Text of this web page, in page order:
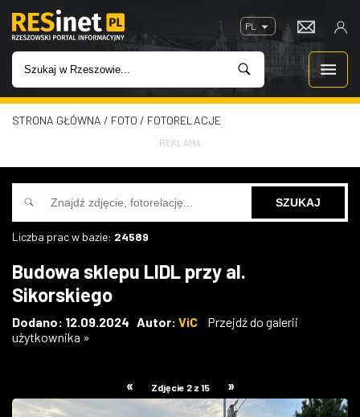
PL
WIADOMOŚCI
INWESTYCJE
IMPREZY
W KINACH
GASTRONOMIA
STRONA GŁÓWNA / FOTO / FOTORELACJE
REKLAMA
Liczba prac w bazie: 24589
Budowa sklepu LIDL przy al.
Sikorskiego
Dodano: 12.09.2024 Autor: ViC
Przejdź do galerii
użytkownika »
« Zdjęcie 2 z 15 »